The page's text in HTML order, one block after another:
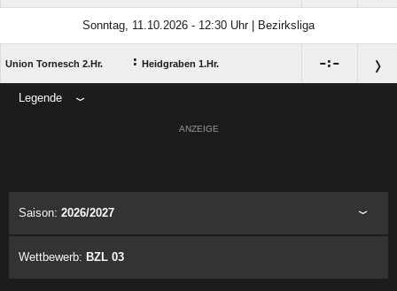
Sonntag, 11.10.2026 - 12:30 Uhr | Bezirksliga
Union Tornesch 2.Hr. : Heidgraben 1.Hr. :
Legende
ANZEIGE
Saison: 2026/2027
Wettbewerb: BZL 03